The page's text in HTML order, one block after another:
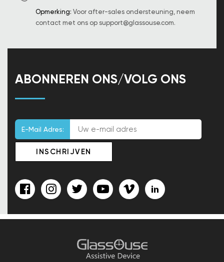
Opmerking: Voor after-sales ondersteuning, neem
contact met ons op support@glassouse.com.
ABONNEREN ONS/VOLG ONS
E-Mail Adres: